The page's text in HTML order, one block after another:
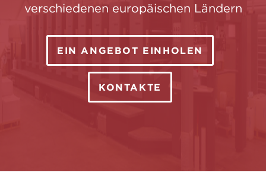
verschiedenen europäischen Ländern
EIN ANGEBOT EINHOLEN
KONTAKTE